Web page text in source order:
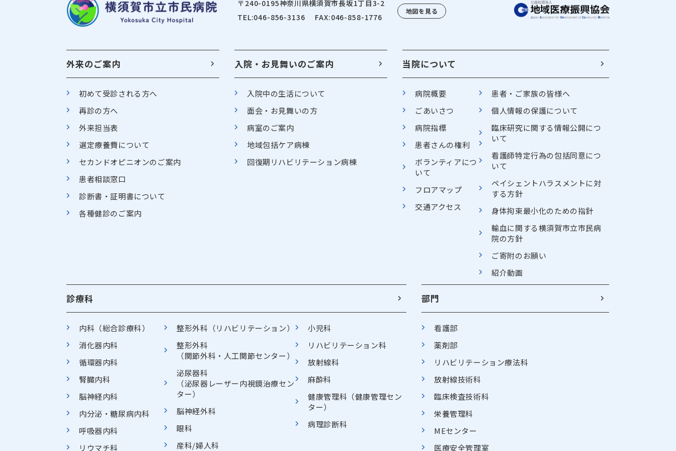
〒240-0195神奈川県横須賀市長坂1丁目3-2
TEL:046-856-3136
FAX:046-858-1776
地図を見る
外来のご案内
初めて受診される方へ
再診の方へ
外来担当表
選定療養費について
セカンドオピニオンのご案内
患者相談窓口
診断書・証明書について
各種健診のご案内
入院・お見舞いのご案内
入院中の生活について
面会・お見舞いの方
病室のご案内
地域包括ケア病棟
回復期リハビリテーション病棟
当院について
病院概要
ごあいさつ
病院指標
患者さんの権利
ボランティアにつ
いて
フロアマップ
交通アクセス
患者・ご家族の皆様へ
個人情報の保護について
臨床研究に関する情報公開につ
いて
看護師特定行為の包括同意につ
いて
ペイシェントハラスメントに対
する方針
身体拘束最小化のための指針
輸血に関する横須賀市立市民病
院の方針
ご寄附のお願い
紹介動画
診療科
内科（総合診療科）
消化器内科
循環器内科
腎臓内科
脳神経内科
内分泌・糖尿病内科
呼吸器内科
リウマチ科
整形外科（リハビリテーション）
整形外科
（関節外科・人工関節センター）
泌尿器科
（泌尿器レーザー内視鏡治療セン
ター）
脳神経外科
眼科
産科/婦人科
小児科
リハビリテーション科
放射線科
麻酔科
健康管理科（健康管理セン
ター）
病理診断科
部門
看護部
薬剤部
リハビリテーション療法科
放射線技術科
臨床検査技術科
栄養管理科
MEセンター
医療安全管理室